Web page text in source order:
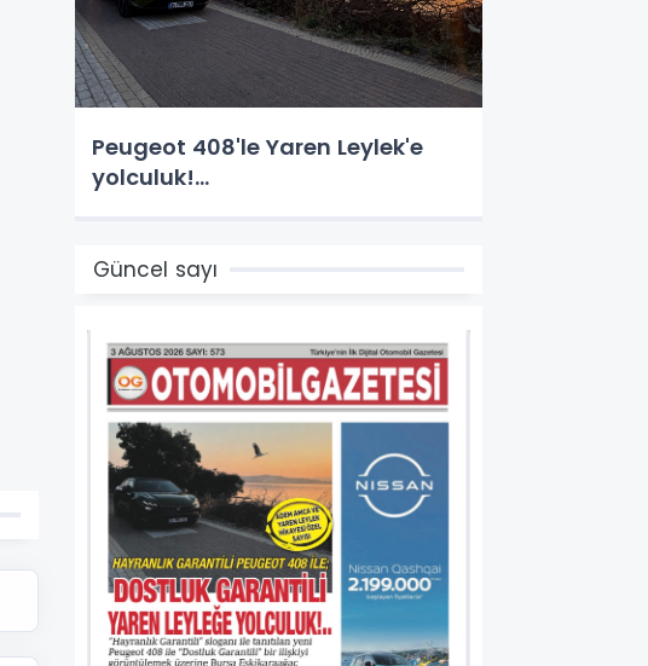
Peugeot 408'le Yaren Leylek'e
yolculuk!...
Güncel sayı